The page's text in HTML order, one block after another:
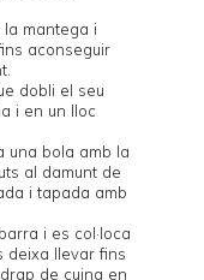
mantega i
aconseguir
dobli el seu
i en un lloc
una bola amb la
al damunt de
i tapada amb
i es col·loca
deixa llevar fins
de cuina en